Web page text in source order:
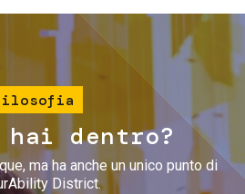
hai dentro?
ma ha anche un unico punto di
District.